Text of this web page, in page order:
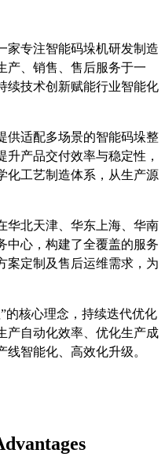
家专注智能码垛机研发制造
产、销售、售后服务于一
续技术创新赋能行业智能化
供适配多场景的智能码垛整
产品交付效率与稳定性，
化工艺制造体系，从生产源
华北天津、华东上海、华南
中心，构建了全覆盖的服务
案定制及售后运维需求，为
的核心理念，持续迭代优化
产自动化效率、优化生产成
智能化、高效化升级。